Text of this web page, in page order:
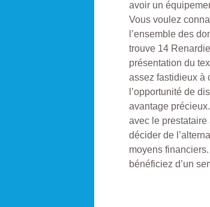
avoir un
Vous voulez
l’ensemble des
trouve 14
présentation du
assez fastidieux à
l’opportunité de
avantage
avec le
décider de
moyens
bénéficiez d’un